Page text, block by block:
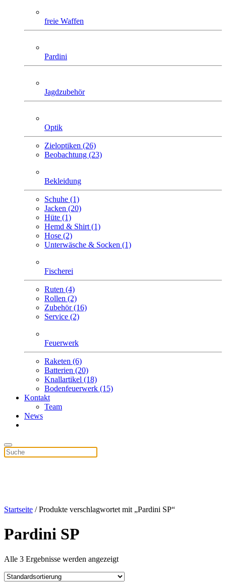
freie Waffen
Pardini
Jagdzubehör
Optik
Zieloptiken (26)
Beobachtung (23)
Bekleidung
Schuhe (1)
Jacken (20)
Hüte (1)
Hemd & Shirt (1)
Hose (2)
Unterwäsche & Socken (1)
Fischerei
Ruten (4)
Rollen (2)
Zubehör (16)
Service (2)
Feuerwerk
Raketen (6)
Batterien (20)
Knallartikel (18)
Bodenfeuerwerk (15)
Kontakt
Team
News
Startseite / Produkte verschlagwortet mit „Pardini SP“
Pardini SP
Alle 3 Ergebnisse werden angezeigt